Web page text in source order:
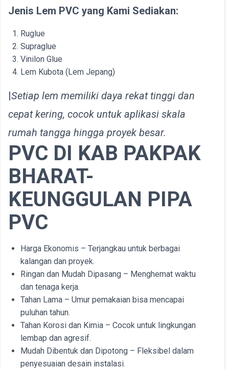
Jenis Lem PVC yang Kami Sediakan:
Ruglue
Supraglue
Vinilon Glue
Lem Kubota (Lem Jepang)
|Setiap lem memiliki daya rekat tinggi dan
cepat kering, cocok untuk aplikasi skala
rumah tangga hingga proyek besar.
PVC DI KAB PAKPAK
BHARAT-
KEUNGGULAN PIPA
PVC
Harga Ekonomis – Terjangkau untuk berbagai
kalangan dan proyek.
Ringan dan Mudah Dipasang – Menghemat waktu
dan tenaga kerja.
Tahan Lama – Umur pemakaian bisa mencapai
puluhan tahun.
Tahan Korosi dan Kimia – Cocok untuk lingkungan
lembap dan agresif.
Mudah Dibentuk dan Dipotong – Fleksibel dalam
penyesuaian desain instalasi.